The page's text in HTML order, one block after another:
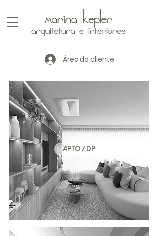
Área do cliente
APTO / DP